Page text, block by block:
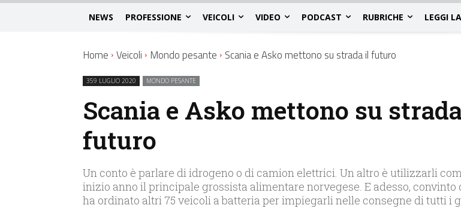
NEWS PROFESSIONE VEICOLI VIDEO PODCAST RUBRICHE LEGGI
Home Veicoli Mondo pesante Scania e Asko mettono su strada il futuro
359 LUGLIO 2020 MONDO PESANTE
Scania e Asko mettono su
futuro
Un conto è parlare di idrogeno o di camion elettrici. Un altro è utilizzarli
inizio anno il principale grossista alimentare norvegese. E adesso, convinto
ha ordinato altri 75 veicoli a batteria per impiegarli nelle consegne di tutti i